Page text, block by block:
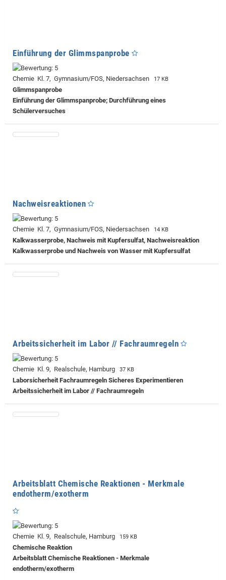
Einführung der Glimmspanprobe
Chemie Kl. 7, Gymnasium/FOS, Niedersachsen 17 KB
Glimmspanprobe
Einführung der Glimmspanprobe; Durchführung eines
Schülerversuches
Nachweisreaktionen
Chemie Kl. 7, Gymnasium/FOS, Niedersachsen 14 KB
Kalkwasserprobe, Nachweis mit Kupfersulfat, Nachweisreaktion
Kalkwasserprobe und Nachweis von Wasser mit Kupfersulfat
Arbeitssicherheit im Labor // Fachraumregeln
Chemie Kl. 9, Realschule, Hamburg 37 KB
Laborsicherheit Fachraumregeln Sicheres Experimentieren
Arbeitssicherheit im Labor // Fachraumregeln
Arbeitsblatt Chemische Reaktionen - Merkmale
endotherm/exotherm
Chemie Kl. 9, Realschule, Hamburg 159 KB
Chemische Reaktion
Arbeitsblatt Chemische Reaktionen - Merkmale
endotherm/exotherm